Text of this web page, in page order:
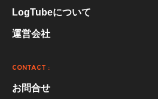
LogTubeについて
運営会社
CONTACT :
お問合せ